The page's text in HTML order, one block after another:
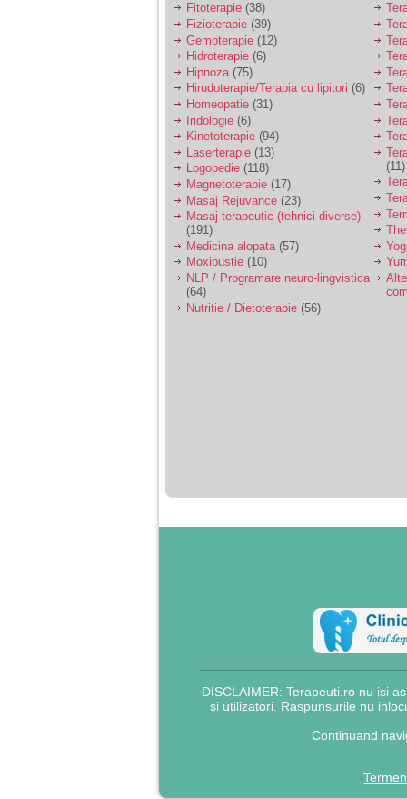
Am 14 ani si o mare
problema. Acum 8 luni
am inceput o relatie
cu un baiat in varsta
de 20 de ani, m-a
cucerit cu vorbe dulci,
cadouri, promisiuni de
casatorie, asa ca m-
am culcat cu el si in
scurt timp am ramas
insarcinata. El cand a
aflat a plecat in afara,
la munca, si a rupt
orice legatura cu
mine. Mama m-a batut
si m-a jignit in ultimul
hal, ba chiar m-a fortat
sa stau sa imi
introduca coada de
mop in vagin.
Fitoterapie (38)
Fizioterapie (39)
Gemoterapie (12)
Hidroterapie (6)
Hipnoza (75)
Hirudoterapie/Terapia cu lipitori (6)
Homeopatie (31)
Iridologie (6)
Kinetoterapie (94)
Laserterapie (13)
Logopedie (118)
Magnetoterapie (17)
Masaj Rejuvance (23)
Masaj terapeutic (tehnici diverse)
(191)
Medicina alopata (57)
Moxibustie (10)
NLP / Programare neuro-lingvistica
(64)
Nutritie / Dietoterapie (56)
(11)
DISCLAIMER: Terapeuti.ro nu isi
si utilizatori. Raspunsurile nu
Continuand